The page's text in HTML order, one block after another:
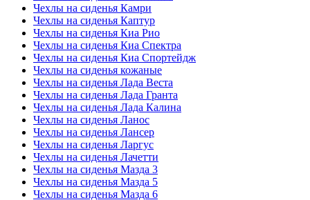
Чехлы на сиденья Камри
Чехлы на сиденья Каптур
Чехлы на сиденья Киа Рио
Чехлы на сиденья Киа Спектра
Чехлы на сиденья Киа Спортейдж
Чехлы на сиденья кожаные
Чехлы на сиденья Лада Веста
Чехлы на сиденья Лада Гранта
Чехлы на сиденья Лада Калина
Чехлы на сиденья Ланос
Чехлы на сиденья Лансер
Чехлы на сиденья Ларгус
Чехлы на сиденья Лачетти
Чехлы на сиденья Мазда 3
Чехлы на сиденья Мазда 5
Чехлы на сиденья Мазда 6